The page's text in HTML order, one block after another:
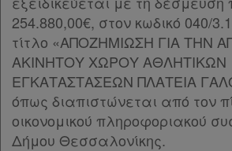
254.880,00€, στον κωδικό 040/
τίτλο «ΑΠΟΖΗΜΙΩΣΗ ΓΙΑ ΤΗΝ
ΑΚΙΝΗΤΟΥ ΧΩΡΟΥ ΑΘΛΗΤΙΚΩΝ
ΕΓΚΑΤΑΣΤΑΣΕΩΝ ΠΛΑΤΕΙΑ
όπως διαπιστώνεται από τον
οικονομικού πληροφοριακού
Δήμου Θεσσαλονίκης.